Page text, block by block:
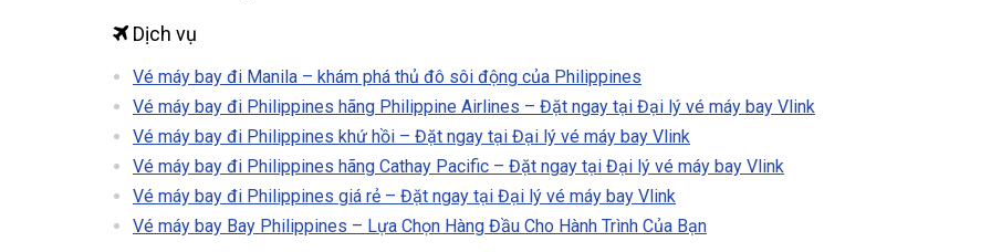
Dịch vụ
Vé máy bay đi Manila – khám phá thủ đô sôi động của Philippines
Vé máy bay đi Philippines hãng Philippine Airlines – Đặt ngay tại Đại lý vé máy bay Vlink
Vé máy bay đi Philippines khứ hồi – Đặt ngay tại Đại lý vé máy bay Vlink
Vé máy bay đi Philippines hãng Cathay Pacific – Đặt ngay tại Đại lý vé máy bay Vlink
Vé máy bay đi Philippines giá rẻ – Đặt ngay tại Đại lý vé máy bay Vlink
Vé máy bay Bay Philippines – Lựa Chọn Hàng Đầu Cho Hành Trình Của Bạn